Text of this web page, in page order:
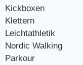
Kickboxen
Klettern
Leichtathletik
Nordic Walking
Parkour